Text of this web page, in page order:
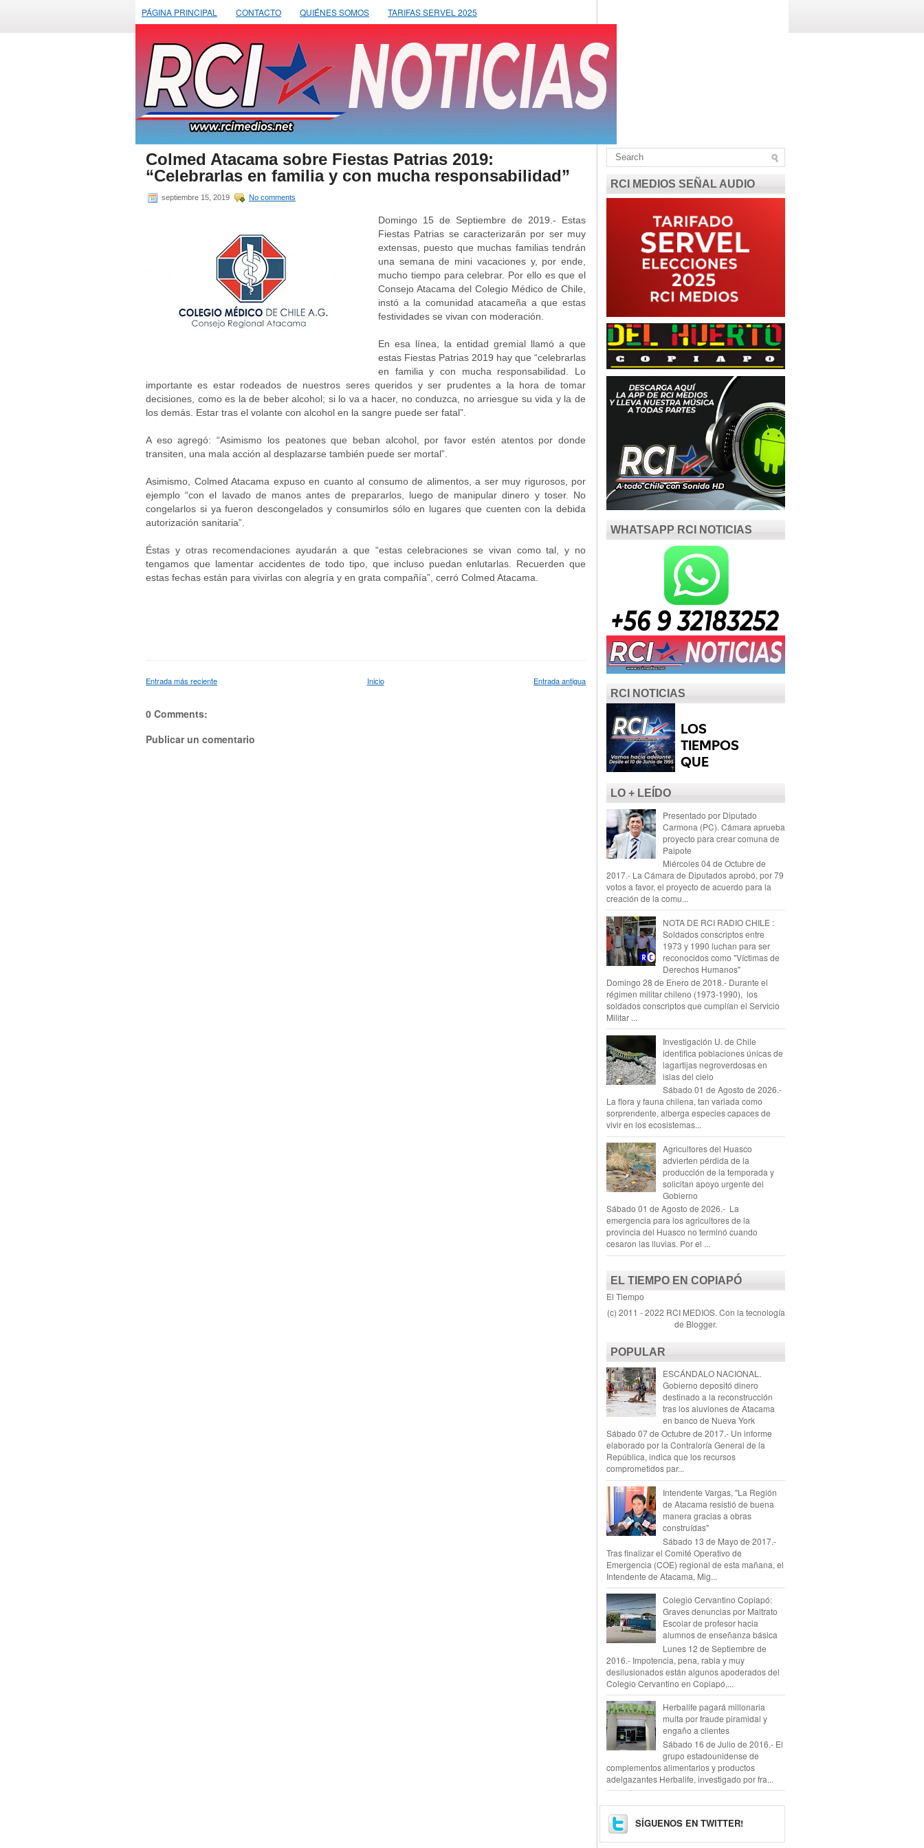
PÁGINA PRINCIPAL CONTACTO QUIÉNES SOMOS TARIFAS SERVEL 2025
Colmed Atacama sobre Fiestas Patrias 2019:
“Celebrarlas en familia y con mucha responsabilidad”
septiembre 15, 2019 No comments
Domingo 15 de Septiembre de 2019.- Estas
Fiestas Patrias se caracterizarán por ser muy
extensas, puesto que muchas familias tendrán
una semana de mini vacaciones y, por ende,
mucho tiempo para celebrar. Por ello es que el
Consejo Atacama del Colegio Médico de Chile,
instó a la comunidad atacameña a que estas
festividades se vivan con moderación.
En esa línea, la entidad gremial llamó a que
estas Fiestas Patrias 2019 hay que “celebrarlas
en familia y con mucha responsabilidad. Lo
importante es estar rodeados de nuestros seres queridos y ser prudentes a la hora de tomar
decisiones, como es la de beber alcohol; si lo va a hacer, no conduzca, no arriesgue su vida y la de
los demás. Estar tras el volante con alcohol en la sangre puede ser fatal”.
A eso agregó: “Asimismo los peatones que beban alcohol, por favor estén atentos por donde
transiten, una mala acción al desplazarse también puede ser mortal”.
Asimismo, Colmed Atacama expuso en cuanto al consumo de alimentos, a ser muy rigurosos, por
ejemplo “con el lavado de manos antes de prepararlos, luego de manipular dinero y toser. No
congelarlos si ya fueron descongelados y consumirlos sólo en lugares que cuenten con la debida
autorización sanitaria”.
Éstas y otras recomendaciones ayudarán a que “estas celebraciones se vivan como tal, y no
tengamos que lamentar accidentes de todo tipo, que incluso puedan enlutarlas. Recuerden que
estas fechas están para vivirlas con alegría y en grata compañía”, cerró Colmed Atacama.
Entrada más reciente Entrada antigua
Inicio
0 Comments:
Publicar un comentario
RCI MEDIOS SEÑAL AUDIO
WHATSAPP RCI NOTICIAS
RCI NOTICIAS
LO + LEÍDO
Presentado por Diputado
Carmona (PC). Cámara aprueba
proyecto para crear comuna de
Paipote
Miércoles 04 de Octubre de
2017.- La Cámara de Diputados aprobó, por 79
votos a favor, el proyecto de acuerdo para la
creación de la comu...
NOTA DE RCI RADIO CHILE :
Soldados conscriptos entre
1973 y 1990 luchan para ser
reconocidos como "Víctimas de
Derechos Humanos"
Domingo 28 de Enero de 2018.- Durante el
régimen militar chileno (1973-1990), los
soldados conscriptos que cumplían el Servicio
Militar ...
Investigación U. de Chile
identifica poblaciones únicas de
lagartijas negroverdosas en
islas del cielo
Sábado 01 de Agosto de 2026.-
La flora y fauna chilena, tan variada como
sorprendente, alberga especies capaces de
vivir en los ecosistemas...
Agricultores del Huasco
advierten pérdida de la
producción de la temporada y
solicitan apoyo urgente del
Gobierno
Sábado 01 de Agosto de 2026.- La
emergencia para los agricultores de la
provincia del Huasco no terminó cuando
cesaron las lluvias. Por el ...
EL TIEMPO EN COPIAPÓ
El Tiempo
(c) 2011 - 2022 RCI MEDIOS. Con la tecnología
de Blogger.
POPULAR
ESCÁNDALO NACIONAL.
Gobierno depositó dinero
destinado a la reconstrucción
tras los aluviones de Atacama
en banco de Nueva York
Sábado 07 de Octubre de 2017.- Un informe
elaborado por la Contraloría General de la
República, indica que los recursos
comprometidos par...
Intendente Vargas, "La Región
de Atacama resistió de buena
manera gracias a obras
construídas"
Sábado 13 de Mayo de 2017.-
Tras finalizar el Comité Operativo de
Emergencia (COE) regional de esta mañana, el
Intendente de Atacama, Mig...
Colegio Cervantino Copiapó:
Graves denuncias por Maltrato
Escolar de profesor hacia
alumnos de enseñanza básica
Lunes 12 de Septiembre de
2016.- Impotencia, pena, rabia y muy
desilusionados están algunos apoderados del
Colegio Cervantino en Copiapó,...
Herbalife pagará millonaria
multa por fraude piramidal y
engaño a clientes
Sábado 16 de Julio de 2016.- El
grupo estadounidense de
complementos alimentarios y productos
adelgazantes Herbalife, investigado por fra...
SÍGUENOS EN TWITTER!